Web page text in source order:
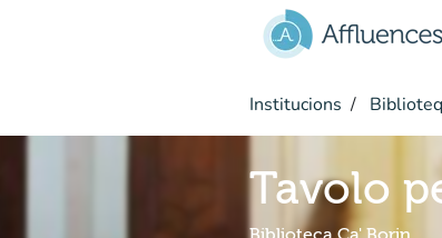
Institucions
Tavolo